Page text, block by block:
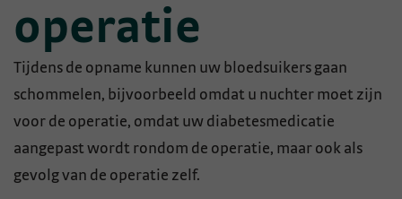
operatie
Tijdens de opname kunnen uw bloedsuikers gaan
schommelen, bijvoorbeeld omdat u nuchter moet zijn
voor de operatie, omdat uw diabetesmedicatie
aangepast wordt rondom de operatie, maar ook als
gevolg van de operatie zelf.